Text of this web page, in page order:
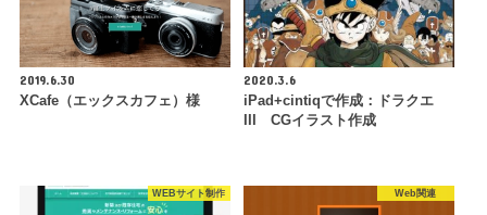
2019.6.30
XCafe（エックスカフェ）様
2020.3.6
iPad+cintiqで作成：ドラクエ
III CGイラスト作成
WEBサイト制作 Web関連